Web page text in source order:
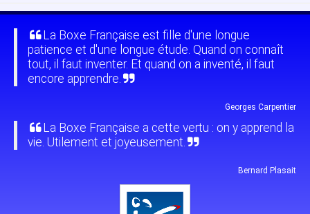
La Boxe Française est fille d'une longue
patience et d'une longue étude. Quand on connaît
tout, il faut inventer. Et quand on a inventé, il faut
encore apprendre.
Georges Carpentier
La Boxe Française a cette vertu : on y apprend la
vie. Utilement et joyeusement.
Bernard Plasait